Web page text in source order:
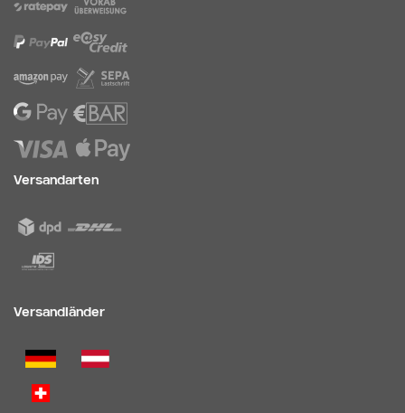
Versandarten
Versandländer